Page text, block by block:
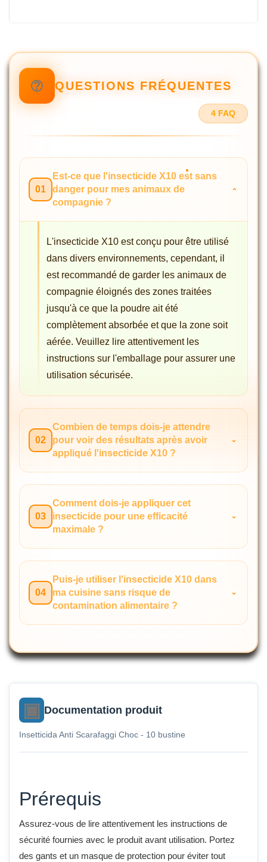
QUESTIONS FRÉQUENTES
4 FAQ
01
Est-ce que l'insecticide X10 est sans
danger pour mes animaux de
compagnie ?
L'insecticide X10 est conçu pour être utilisé
dans divers environnements, cependant, il
est recommandé de garder les animaux de
compagnie éloignés des zones traitées
jusqu'à ce que la poudre ait été
complètement absorbée et que la zone soit
aérée. Veuillez lire attentivement les
instructions sur l'emballage pour assurer une
utilisation sécurisée.
02
Combien de temps dois-je attendre
pour voir des résultats après avoir
appliqué l'insecticide X10 ?
03
Comment dois-je appliquer cet
insecticide pour une efficacité
maximale ?
04
Puis-je utiliser l'insecticide X10 dans
ma cuisine sans risque de
contamination alimentaire ?
Documentation produit
Insetticida Anti Scarafaggi Choc - 10 bustine
Prérequis
Assurez-vous de lire attentivement les instructions de
sécurité fournies avec le produit avant utilisation. Portez
des gants et un masque de protection pour éviter tout